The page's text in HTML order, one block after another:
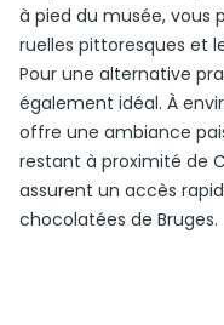
à pied du musée, vous
ruelles pittoresques et
Pour une alternative
également idéal. À
offre une ambiance
restant à proximité de
assurent un accès
chocolatées de Bruges.